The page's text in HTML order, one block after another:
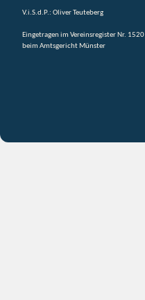
V.i.S.d.P.: Oliver Teuteberg
Eingetragen im Vereinsregister Nr. 1520
beim Amtsgericht Münster